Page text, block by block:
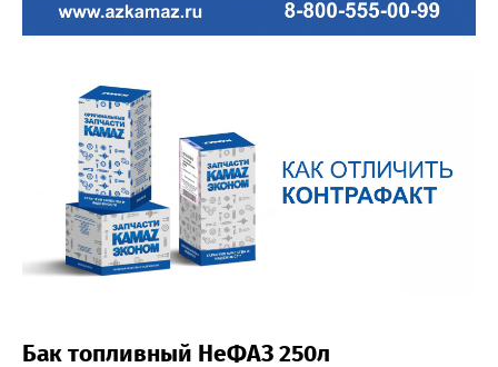
Бак топливный НеФАЗ 250л